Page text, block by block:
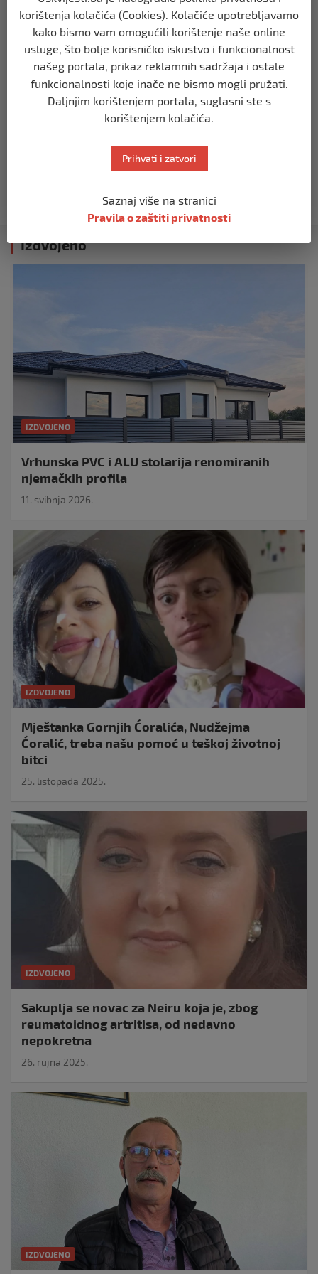
prije 10 mjeseci
REGION
Koza ogrebala dijete u zoološkom vrtu,
roditelji zvali hitnu i policiju: “Došli su
uhapsiti kozu”
prije 10 mjeseci
Vučić dramatično: “Biće rata, Vojska
prije 10 mjeseci
Izdvojeno
IZDVOJENO
Vrhunska PVC i ALU stolarija renomiranih
njemačkih profila
11. svibnja 2026.
IZDVOJENO
Mještanka Gornjih Ćoralića, Nudžejma
Ćoralić, treba našu pomoć u teškoj životnoj
bitci
25. listopada 2025.
IZDVOJENO
Sakuplja se novac za Neiru koja je, zbog
reumatoidnog artritisa, od nedavno
nepokretna
26. rujna 2025.
IZDVOJENO
korištenja kolačića (Cookies). Kolačiće upotrebljavamo
kako bismo vam omogućili korištenje naše online
usluge, što bolje korisničko iskustvo i funkcionalnost
našeg portala, prikaz reklamnih sadržaja i ostale
funkcionalnosti koje inače ne bismo mogli pružati.
Daljnjim korištenjem portala, suglasni ste s
korištenjem kolačića.
Prihvati i zatvori
Saznaj više na stranici
Pravila o zaštiti privatnosti